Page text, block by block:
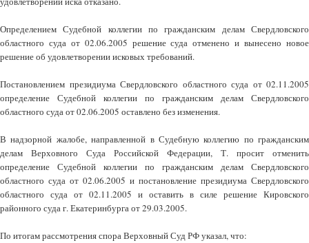
Определением Судебной коллегии по гражданским делам Свердловского
областного суда от 02.06.2005 решение суда отменено и вынесено новое
решение об удовлетворении исковых требований.
Постановлением президиума Свердловского областного суда от 02.11.2005
определение Судебной коллегии по гражданским делам Свердловского
областного суда от 02.06.2005 оставлено без изменения.
В надзорной жалобе, направленной в Судебную коллегию по гражданским
делам Верховного Суда Российской Федерации, Т. просит отменить
определение Судебной коллегии по гражданским делам Свердловского
областного суда от 02.06.2005 и постановление президиума Свердловского
областного суда от 02.11.2005 и оставить в силе решение Кировского
районного суда г. Екатеринбурга от 29.03.2005.
По итогам рассмотрения спора Верховный Суд РФ указал, что: